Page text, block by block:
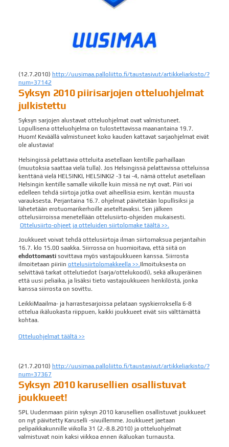
(12.7.2010) http://uusimaa.palloliitto.fi/taustasivut/artikkeliarkisto/?
num=37142
Syksyn 2010 piirisarjojen otteluohjelmat
julkistettu
Syksyn sarjojen alustavat otteluohjelmat ovat valmistuneet.
Lopullisena otteluohjelma on tulostettavissa maanantaina 19.7.
Huom! Keväällä valmistuneet koko kauden kattavat sarjaohjelmat eivät
ole alustavia!
Helsingissä pelattavia otteluita asetellaan kentille parhaillaan
(muutoksia saattaa vielä tulla). Jos Helsingissä pelattavissa otteluissa
kenttänä vielä HELSINKI, HELSINKI2 -3 tai -4, nämä ottelut asetellaan
Helsingin kentille samalle viikolle kuin missä ne nyt ovat. Piiri voi
edelleen tehdä siirtoja jotka ovat aiheellisia esim. kentän muusta
varauksesta. Perjantaina 16.7. ohjelmat päivitetään lopullisiksi ja
lähetetään erotuomarikerhoille aseteltavaksi. Sen jälkeen
ottelusiirroissa menetellään ottelusiirto-ohjeiden mukaisesti.
Ottelusiirto-ohjeet ja otteluiden siirtolomake täältä >>.
Joukkueet voivat tehdä ottelusiirtoja ilman siirtomaksua perjantaihin
16.7. klo 15.00 saakka. Siirrossa on huomioitava, että siitä on
ehdottomastisovittava myös vastajoukkueen kanssa. Siirrosta
ilmoitetaan piiriin ottelusiirtolomakkeella >>.Ilmoituksesta on
selvittävä tarkat ottelutiedot (sarja/ottelukoodi), sekä alkuperäinen
että uusi peliaika, ja lisäksi tieto vastajoukkueen henkilöstä, jonka
kanssa siirrosta on sovittu.
LeikkiMaailma- ja harrastesarjoissa pelataan syyskierroksella 6-8
ottelua ikäluokasta riippuen, kaikki joukkueet eivät siis välttämättä
kohtaa.
Otteluohjelmat täältä >>
(21.7.2010) http://uusimaa.palloliitto.fi/taustasivut/artikkeliarkisto/?
num=37367
Syksyn 2010 karusellien osallistuvat
joukkueet!
SPL Uudenmaan piirin syksyn 2010 karusellien osallistuvat joukkueet
on nyt päivitetty Karuselli -sivuillemme. Joukkueet jaetaan
pelipaikkakunnille viikolla 31 (2.-8.8.2010) ja otteluohjelmat
valmistuvat noin kaksi viikkoa ennen ikäluokan turnausta.